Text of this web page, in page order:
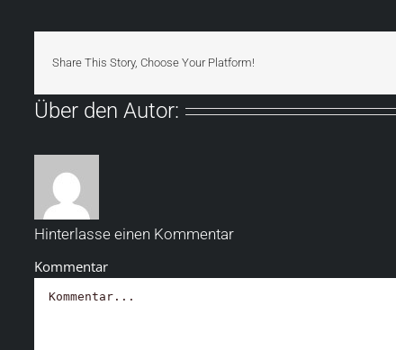
Share This Story, Choose Your Platform!
Über den Autor:
Hinterlasse einen Kommentar
Kommentar